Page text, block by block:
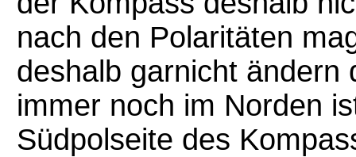
nach den Polaritäten
deshalb garnicht ändern
immer noch im Norden
Südpolseite des